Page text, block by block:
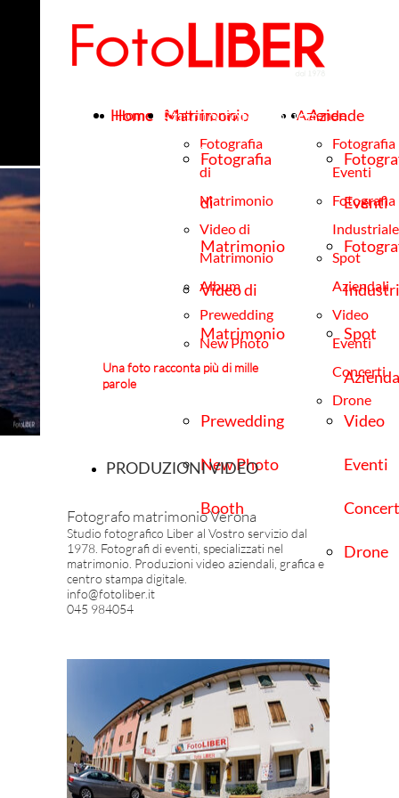
Studio fotografico
Liber
Home Matrimonio
Fotografia
di
Matrimonio
Video di
Matrimonio
Album
Prewedding
New Photo
Booth
Aziende
Eventi
Spot
Video
Eventi
Drone
Home
Matrimonio
Fotografia
di
Matrimonio
Video di
Matrimonio
Album
Prewedding
New Photo
Booth
Aziende
Fotografia
Eventi
Fotografia
Industriale
Spot
Aziendali
Video
Eventi
Concerti
Drone
Una foto racconta più di mille
parole
PRODUZIONI VIDEO
Fotografo matrimonio Verona
Studio fotografico Liber al Vostro servizio dal
1978. Fotografi di eventi, specializzati nel
matrimonio. Produzioni video aziendali, grafica e
centro stampa digitale.
info@fotoliber.it
045 984054